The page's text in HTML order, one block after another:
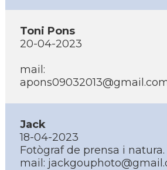
Toni Pons
20-04-2023
mail:
Jack
18-04-2023
Fotògraf de prensa i natura.
mail: